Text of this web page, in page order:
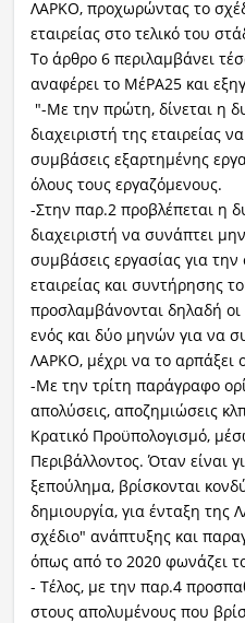
ΛΑΡΚΟ, προχωρώντας το
εταιρείας στο τελικό του
Το άρθρο 6 περιλαμβάνει
αναφέρει το ΜέΡΑ25 και
"-Με την πρώτη, δίνεται η
διαχειριστή της εταιρείας
συμβάσεις εξαρτημένης
όλους τους εργαζόμενους.
-Στην παρ.2 προβλέπεται η
διαχειριστή να συνάπτει
συμβάσεις εργασίας για την
εταιρείας και συντήρησης
προσλαμβάνονται δηλαδή
ενός και δύο μηνών για να
ΛΑΡΚΟ, μέχρι να το αρπάξει
-Με την τρίτη παράγραφο
απολύσεις, αποζημιώσεις
Κρατικό Προϋπολογισμό,
Περιβάλλοντος. Όταν είναι
ξεπούλημα, βρίσκονται
δημιουργία, για ένταξη της
σχέδιο" ανάπτυξης και
όπως από το 2020 φωνάζει
- Τέλος, με την παρ.4
στους απολυμένους που